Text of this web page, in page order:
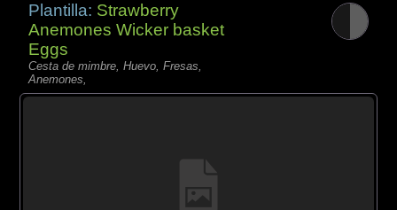
Plantilla: Strawberry
Anemones Wicker basket
Eggs
Cesta de mimbre, Huevo, Fresas,
Anemones,